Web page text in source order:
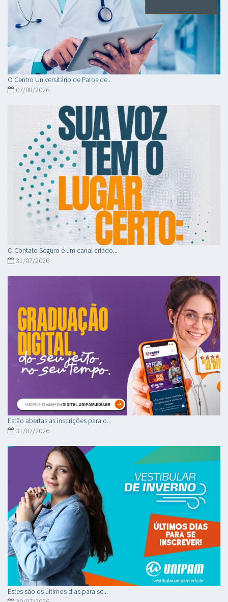
O Centro Universitário de Patos de...
07/08/2026
O Contato Seguro é um canal criado...
31/07/2026
Estão abertas as inscrições para o...
31/07/2026
Estes são os últimos dias para se...